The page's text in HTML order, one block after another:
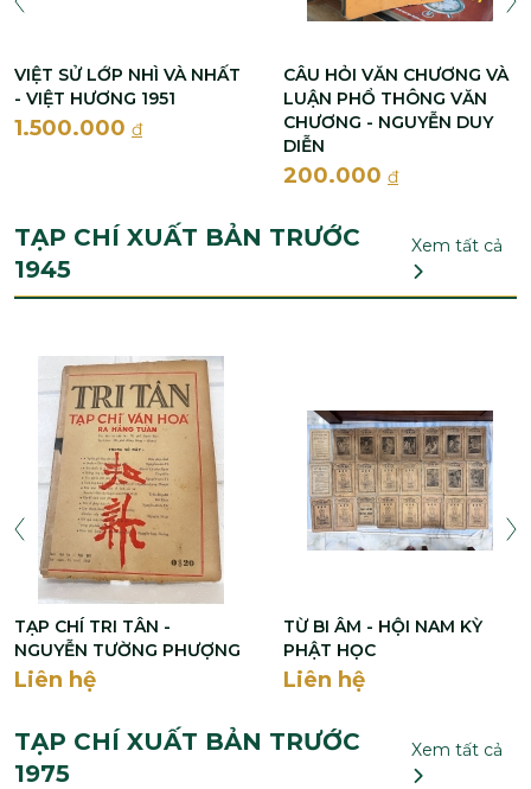
VIỆT SỬ LỚP NHÌ VÀ NHẤT
- VIỆT HƯƠNG 1951
1.500.000 đ
CÂU HỎI VĂN CHƯƠNG VÀ
LUẬN PHỔ THÔNG VĂN
CHƯƠNG - NGUYỄN DUY
DIỄN
200.000 đ
TẠP CHÍ XUẤT BẢN TRƯỚC
1945
Xem tất cả
TẠP CHÍ TRI TÂN -
NGUYỄN TƯỜNG PHƯỢNG
Liên hệ
TỪ BI ÂM - HỘI NAM KỲ
PHẬT HỌC
Liên hệ
TẠP CHÍ XUẤT BẢN TRƯỚC
1975
Xem tất cả